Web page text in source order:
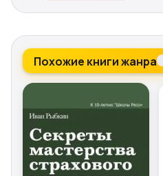
Похожие книги жанра